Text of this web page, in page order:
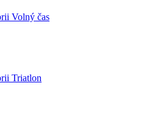
Volný čas
Triatlon